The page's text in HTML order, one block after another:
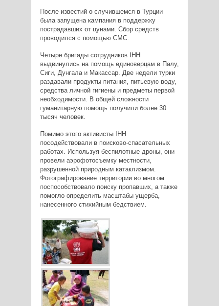
После известий о случившемся в Турции
была запущена кампания в поддержку
пострадавших от цунами. Сбор средств
проводился с помощью СМС.
Четыре бригады сотрудников IHH
выдвинулись на помощь единоверцам в Палу,
Сиги, Дунгала и Макассар. Две недели турки
раздавали продукты питания, питьевую воду,
средства личной гигиены и предметы первой
необходимости. В общей сложности
гуманитарную помощь получили более 30
тысяч человек.
Помимо этого активисты IHH
посодействовали в поисково-спасательных
работах. Используя беспилотные дроны, они
провели аэрофотосъемку местности,
разрушенной природным катаклизмом.
Фотографирование территории во многом
поспособствовало поиску пропавших, а также
помогло определить масштабы ущерба,
нанесенного стихийным бедствием.